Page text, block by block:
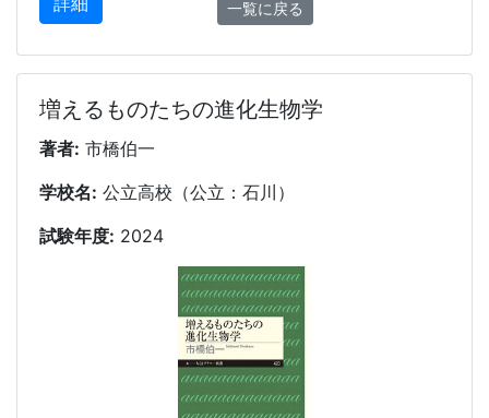
一覧に戻る
増えるものたちの進化生物学
著者: 市橋伯一
学校名: 公立高校（公立：石川）
試験年度: 2024